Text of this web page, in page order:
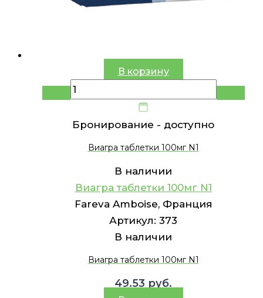
В корзину
Бронирование - доступно
Виагра таблетки 100мг N1
В наличии
Виагра таблетки 100мг N1
Fareva Amboise, Франция
Артикул: 373
В наличии
Виагра таблетки 100мг N1
49.53 руб.